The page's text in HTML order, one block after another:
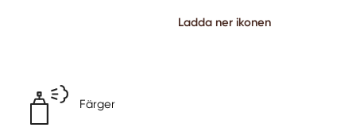
Ladda ner ikonen
Färger